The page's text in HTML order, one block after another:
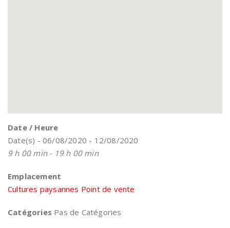
Date / Heure
Date(s) - 06/08/2020 - 12/08/2020
9 h 00 min - 19 h 00 min
Emplacement
Cultures paysannes Point de vente
Catégories Pas de Catégories